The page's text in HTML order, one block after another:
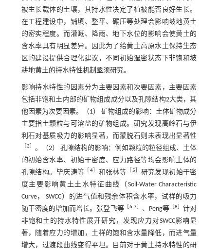
被生长载体的土壤，其持水性决定了植被能否良好生长。
在工程建设中，铺填、整平、碾压等处理会影响坡地黄土
的密实程度。而灌溉、降雨、地下水位的影响会使黄土的
含水率具有明显差异。因此为了给黄土高原水土保持生态
区的建设提供合理化建议，不同初始湿密状态下非饱和坡
耕地黄土的持水特性机制亟须研究。
影响持水特性的因素分为主要因素和次要因素，主要因素
包括非饱和土内部的矿物组成成分以及孔隙结构2大类，其
他因素为次要因素。（1） 矿物组成的影响：土体矿物成分
主要指土颗粒与可溶盐的矿物组成。研究发现高岭石与伊
利石对基质吸力的影响显著，而蒙脱石则未表现出显著性
3
。（2） 孔隙结构的影响：例如颗粒的粒径组成、土体
的初始含水率、初始干密度、应力路径等均会影响土体的
孔隙结构。毕庆涛等
4］ 和张林等 5
研究发现初始干密
度主要影响黄土土水特征曲线（Soil-Water Characteristic
Curve， SWCC）的进气值和残余体积含水率，试样的吸力
随干密度的增加而增长。张登飞等［ 6-7］ 、Peng等 ［8 ］针对
非饱和土的持水特性展开研究，发现应力对SWCC影响显
著，随着应力的增加，土样的饱和含水量降低，而进气量
增大，过渡段曲线变得平坦。目前对于黄土持水特性的研